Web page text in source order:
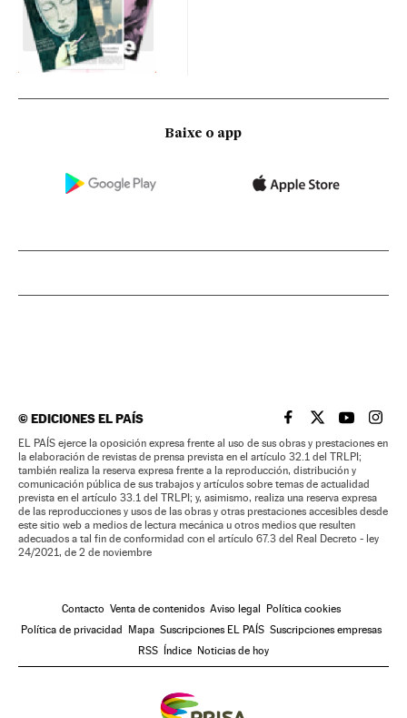
Baixe o app
©EDICIONES EL PAÍS EL PAÍS BRASIL EN
EL PAÍSEL PAÍS
EL
EL PAÍS ejerce la oposición expresa frente al uso de sus obras y prestaciones en
la elaboración de revistas de prensa prevista en el artículo 32.1 del TRLPI;
también realiza la reserva expresa frente a la reproducción, distribución y
comunicación pública de sus trabajos y artículos sobre temas de actualidad
prevista en el artículo 33.1 del TRLPI; y, asimismo, realiza una reserva expresa
de las reproducciones y usos de las obras y otras prestaciones accesibles desde
este sitio web a medios de lectura mecánica u otros medios que resulten
adecuados a tal fin de conformidad con el artículo 67.3 del Real Decreto - ley
24/2021, de 2 de noviembre
Contacto Venta de contenidos Aviso legal
Política cookies
Política de privacidad
Mapa Suscripciones EL PAÍS Suscripciones empresas
RSS
Índice Noticias de hoy